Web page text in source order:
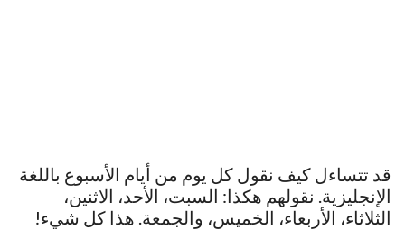
قد تتساءل كيف نقول كل يوم من أيام الأسبوع باللغة
الإنجليزية. نقولهم هكذا: السبت، الأحد، الاثنين،
الثلاثاء، الأربعاء، الخميس، والجمعة. هذا كل شيء!